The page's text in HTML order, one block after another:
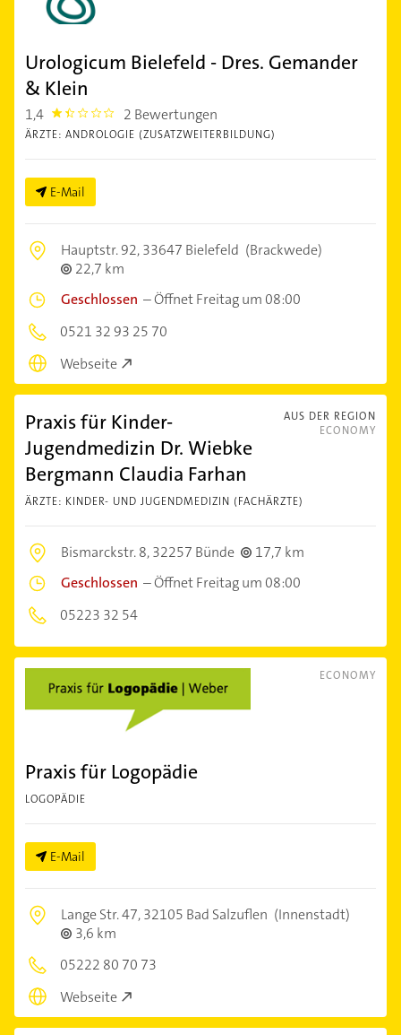
Urologicum Bielefeld - Dres. Gemander
& Klein
1,4 1.4 2 Bewertungen
ÄRZTE: ANDROLOGIE (ZUSATZWEITERBILDUNG)
E-Mail
Hauptstr. 92,33647 Bielefeld (Brackwede)
22,7 km
Geschlossen –Öffnet Freitag um 08:00
0521 32 93 25 70
Webseite
AUS DER REGION
ECONOMY
Praxis für Kinder-
Jugendmedizin Dr. Wiebke
Bergmann Claudia Farhan
ÄRZTE: KINDER- UND JUGENDMEDIZIN (FACHÄRZTE)
Bismarckstr. 8,32257 Bünde
17,7 km
Geschlossen –Öffnet Freitag um 08:00
05223 32 54
ECONOMY
Praxis für Logopädie
LOGOPÄDIE
E-Mail
Lange Str. 47,32105 Bad Salzuflen (Innenstadt)
3,6 km
05222 80 70 73
Webseite